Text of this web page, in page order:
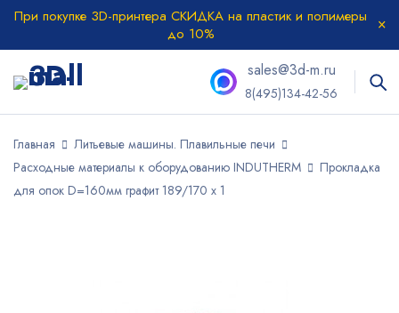
При покупке 3D-принтера СКИДКА на пластик и полимеры
до 10%
sales@3d-m.ru
8(495)134-42-56
Главная
Литьевые машины. Плавильные печи
Расходные материалы к оборудованию INDUTHERM
Прокладка
для опок D=160мм графит 189/170 х 1